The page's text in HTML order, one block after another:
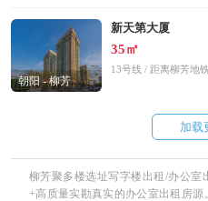
朝阳 - 柳芳
新天第大厦
35㎡
13号线 / 距离柳芳地
加载
柳芳聚多楼选址写字楼出租/办公室
+高质量实勘真实的办公室出租房